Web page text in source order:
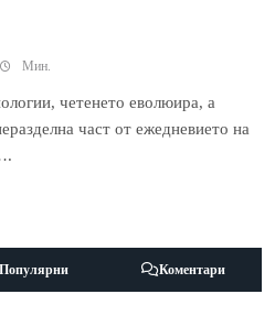
Мин.
четенето еволюира, а
част от ежедневието на
Коментари